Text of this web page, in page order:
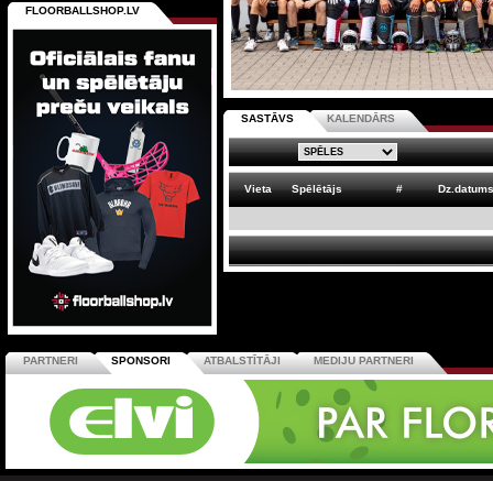
SASTĀVS KALENDĀRS
Vieta Spēlētājs # Dz.datums
FLOORBALLSHOP.LV
PARTNERI SPONSORI ATBALSTĪTĀJI MEDIJU PARTNERI